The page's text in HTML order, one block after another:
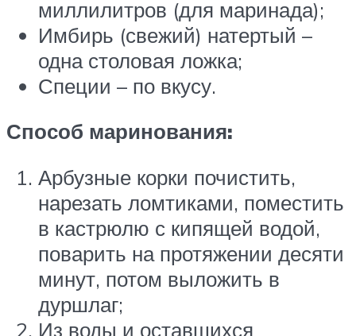
миллилитров (для маринада);
Имбирь (свежий) натертый –
одна столовая ложка;
Специи – по вкусу.
Способ маринования:
Арбузные корки почистить,
нарезать ломтиками, поместить
в кастрюлю с кипящей водой,
поварить на протяжении десяти
минут, потом выложить в
дуршлаг;
Из воды и оставшихся